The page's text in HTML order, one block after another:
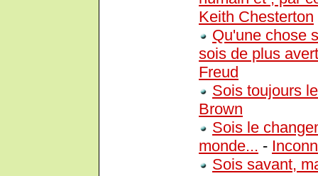
Keith Chesterton
Qu'une chose
sois de plus
Freud
Sois toujours
Brown
Sois le
monde... -
Sois savant,